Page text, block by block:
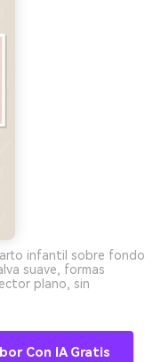
infantil sobre fondo
suave, formas
plano, sin
Con IA Gratis